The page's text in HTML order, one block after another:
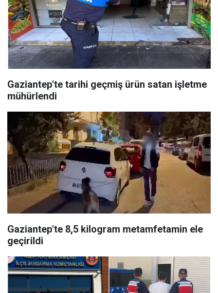
Gaziantep'te tarihi geçmiş ürün satan işletme
mühürlendi
Gaziantep'te 8,5 kilogram metamfetamin ele
geçirildi